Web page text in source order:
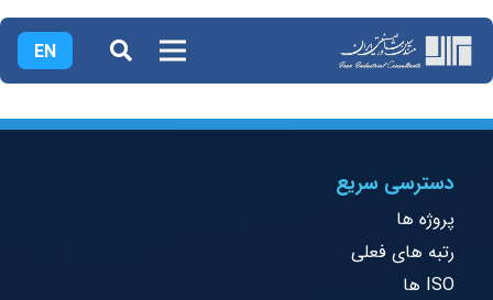
EN
دسترسی سریع
پروژه ها
رتبه های فعلی
ISO ها